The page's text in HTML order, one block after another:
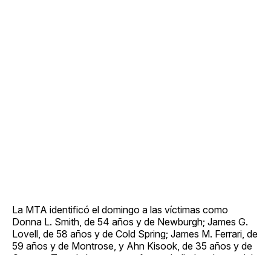
La MTA identificó el domingo a las víctimas como
Donna L. Smith, de 54 años y de Newburgh; James G.
Lovell, de 58 años y de Cold Spring; James M. Ferrari, de
59 años y de Montrose, y Ahn Kisook, de 35 años y de